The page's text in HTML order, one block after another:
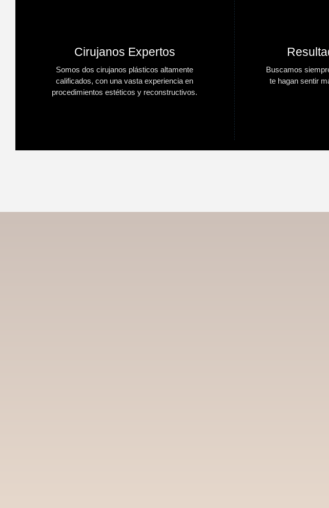
Cirujanos Expertos
Somos dos cirujanos plásticos altamente
calificados, con una vasta experiencia en
procedimientos estéticos y reconstructivos.
Buscamos
te hagan sentir